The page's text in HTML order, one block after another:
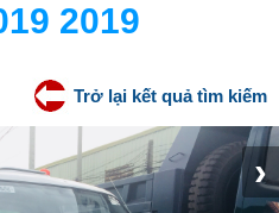
2019
Trở lại kết quả tìm kiếm
›